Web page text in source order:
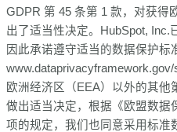
GDPR 第 45 条第 1 款，对获得
出了适当性决定。HubSpot, Inc.
因此承诺遵守适当的数据保护标
欧洲经济区（EEA）以外的其
做出适当决定，根据《欧盟数据
项的规定，我们也同意采用标准